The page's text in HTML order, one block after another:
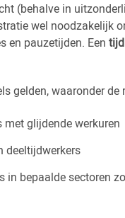
(behalve in
wel noodzakelijk
en pauzetijden. Een
gelden, waaronder de
met glijdende werkuren
deeltijdwerkers
in bepaalde sectoren